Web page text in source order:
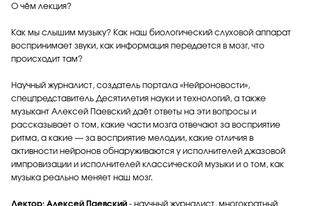
О чём лекция?
Как мы слышим музыку? Как наш биологический слуховой аппарат
воспринимает звуки, как информация передается в мозг, что
происходит там?
Научный журналист, создатель портала «Нейроновости»,
спецпредставитель Десятилетия науки и технологий, а также
музыкант Алексей Паевский даёт ответы на эти вопросы и
рассказывает о том, какие части мозга отвечают за восприятие
ритма, а какие — за восприятие мелодии, какие отличия в
активности нейронов обнаруживаются у исполнителей джазовой
импровизации и исполнителей классической музыки и о том, как
музыка реально меняет наш мозг.
Лектор: Алексей Паевский - научный журналист, многократный